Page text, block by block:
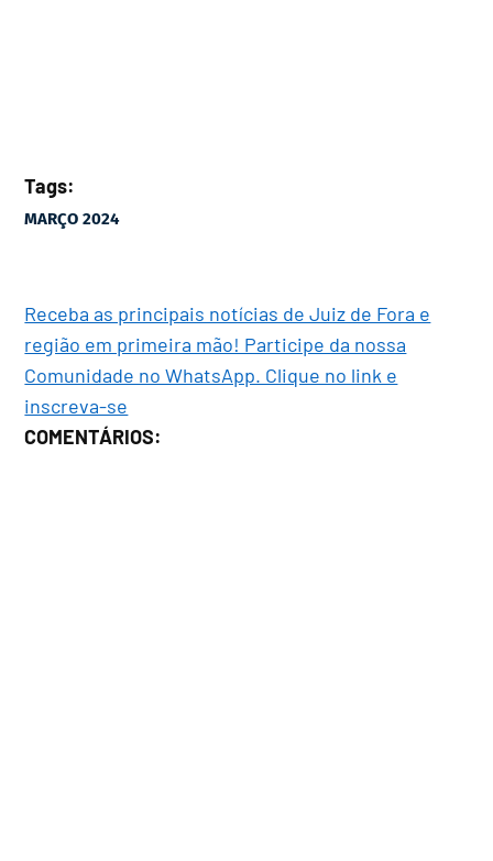
Tags:
MARÇO 2024
Receba as principais notícias de Juiz de Fora e
região em primeira mão! Participe da nossa
Comunidade no WhatsApp. Clique no link e
inscreva-se
COMENTÁRIOS: